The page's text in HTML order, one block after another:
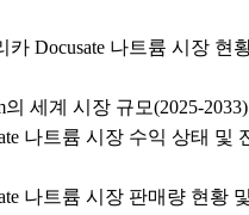
카 Docusate 나트륨 시장 현
의 세계 시장 규모(2025-2033)
나트륨 시장 수익 상태 및
나트륨 시장 판매량 현황